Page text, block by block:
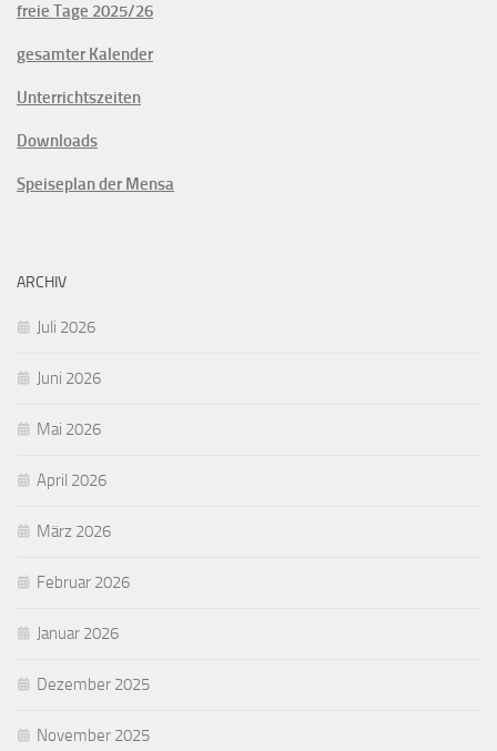
freie Tage 2025/26
gesamter Kalender
Unterrichtszeiten
Downloads
Speiseplan der Mensa
ARCHIV
Juli 2026
Juni 2026
Mai 2026
April 2026
März 2026
Februar 2026
Januar 2026
Dezember 2025
November 2025